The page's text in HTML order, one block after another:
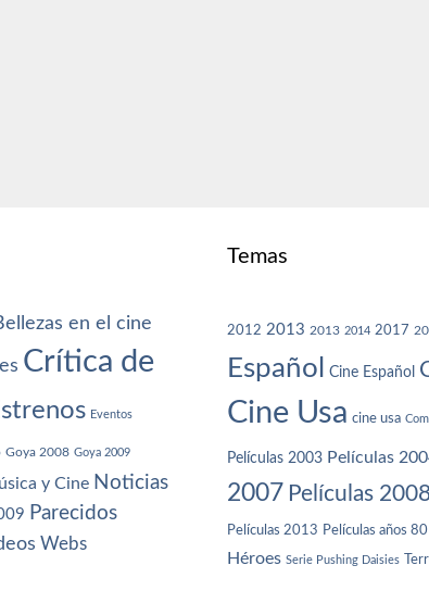
en el cine
Crítica de
Eventos
Goya 2008 Goya 2009
y Cine Noticias
Parecidos
Webs
Temas
2012 2013 2013 2014 2017
Español
Cine Español
Cine Usa cine usa
Películas 2003 Películas
2007 Películas
Películas 2013 Películas años 80
Héroes Serie Pushing Daisies